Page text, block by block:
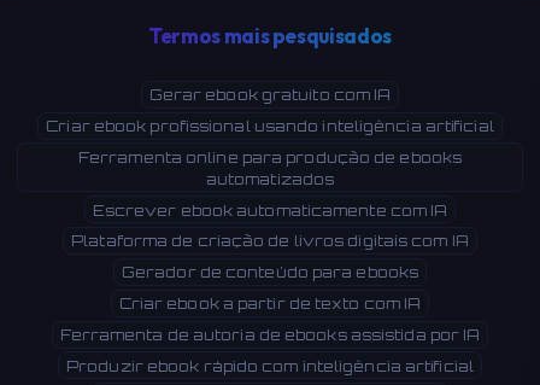
Termos mais pesquisados
Gerar ebook gratuito com IA
Criar ebook profissional usando inteligência artificial
Ferramenta online para produção de ebooks
automatizados
Escrever ebook automaticamente com IA
Plataforma de criação de livros digitais com IA
Gerador de conteúdo para ebooks
Criar ebook a partir de texto com IA
Ferramenta de autoria de ebooks assistida por IA
Produzir ebook rápido com inteligência artificial